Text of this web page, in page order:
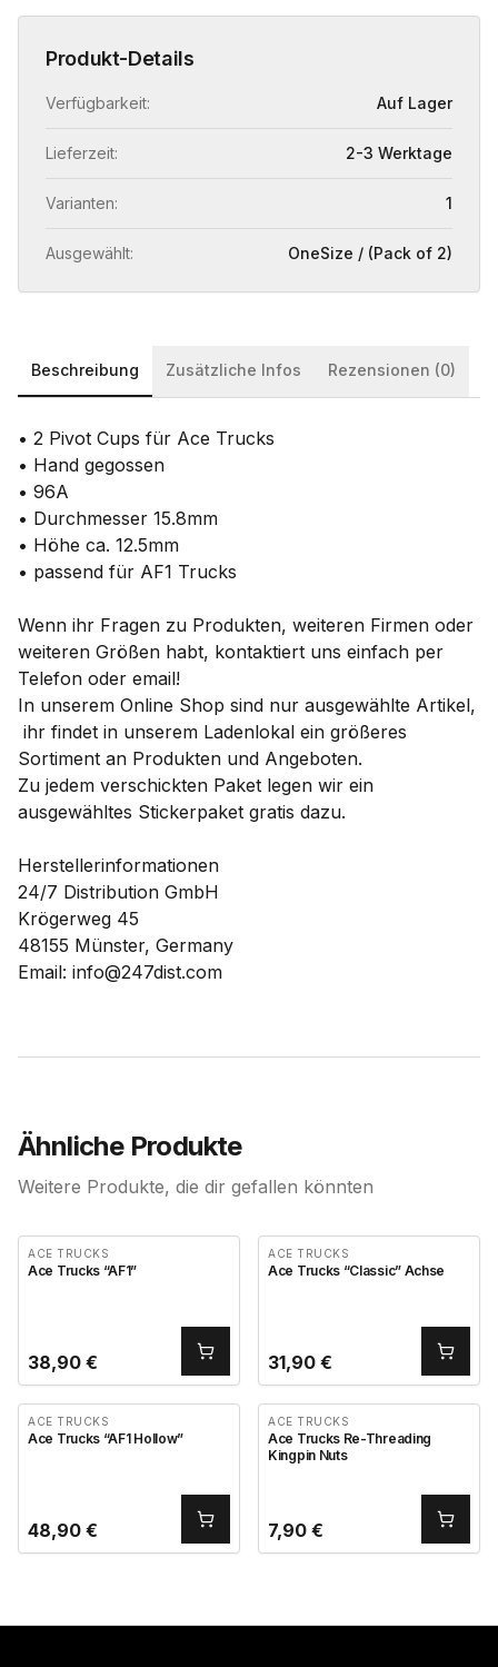
Produkt-Details
Verfügbarkeit: Auf Lager
Lieferzeit: 2-3 Werktage
Varianten: 1
Ausgewählt: OneSize / (Pack of 2)
Beschreibung Zusätzliche Infos Rezensionen (0)
• 2 Pivot Cups für Ace Trucks
• Hand gegossen
• 96A
• Durchmesser 15.8mm
• Höhe ca. 12.5mm
• passend für AF1 Trucks
Wenn ihr Fragen zu Produkten, weiteren Firmen oder
weiteren Größen habt, kontaktiert uns einfach per
Telefon oder email!
In unserem Online Shop sind nur ausgewählte Artikel,
ihr findet in unserem Ladenlokal ein größeres
Sortiment an Produkten und Angeboten.
Zu jedem verschickten Paket legen wir ein
ausgewähltes Stickerpaket gratis dazu.
Herstellerinformationen
24/7 Distribution GmbH
Krögerweg 45
48155 Münster, Germany
Email: info@247dist.com
Ähnliche Produkte
Weitere Produkte, die dir gefallen könnten
ACE TRUCKS
Ace Trucks “AF1”
38,90 €
ACE TRUCKS
Ace Trucks “Classic” Achse
31,90 €
ACE TRUCKS
Ace Trucks “AF1 Hollow”
48,90 €
ACE TRUCKS
Ace Trucks Re-Threading
Kingpin Nuts
7,90 €